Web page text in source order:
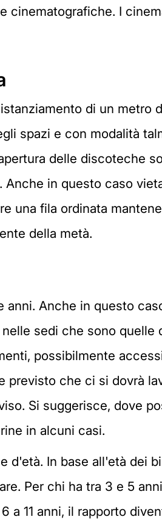
cinematografiche. I
di un metro
spazi e con modalità
delle discoteche
in questo caso
una fila ordinata
della metà.
Anche in questo
sedi che sono quelle
possibilmente
previsto che ci si dovrà
Si suggerisce, dove
in alcuni casi.
In base all'età dei
Per chi ha tra 3 e 5
a 11 anni, il rapporto